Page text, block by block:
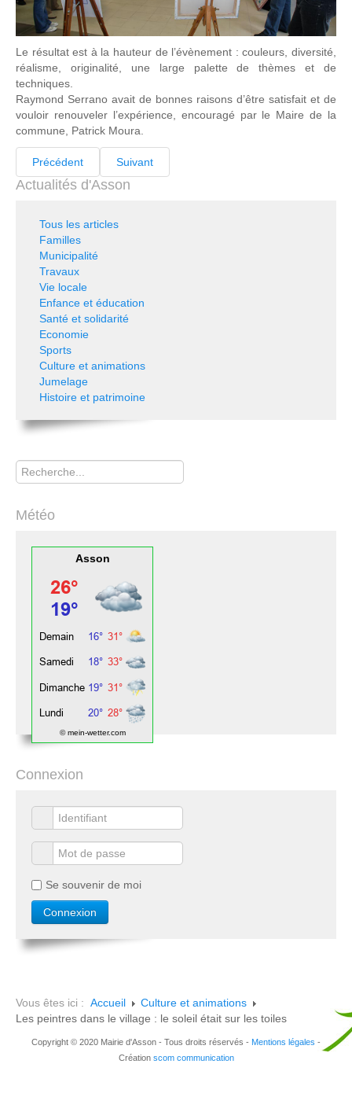
Le résultat est à la hauteur de l’évènement : couleurs, diversité,
réalisme, originalité, une large palette de thèmes et de
techniques.
Raymond Serrano avait de bonnes raisons d’être satisfait et de
vouloir renouveler l’expérience, encouragé par le Maire de la
commune, Patrick Moura.
Précédent Suivant
Actualités d'Asson
Tous les articles
Familles
Municipalité
Travaux
Vie locale
Enfance et éducation
Santé et solidarité
Economie
Sports
Culture et animations
Jumelage
Histoire et patrimoine
Rechercher
Météo
Asson
© mein-wetter.com
Connexion
Se souvenir de moi
Vous êtes ici : Accueil
Culture et animations
Les peintres dans le village : le soleil était sur les toiles
Copyright © 2020 Mairie d'Asson - Tous droits réservés - Mentions légales -
Création scom communication